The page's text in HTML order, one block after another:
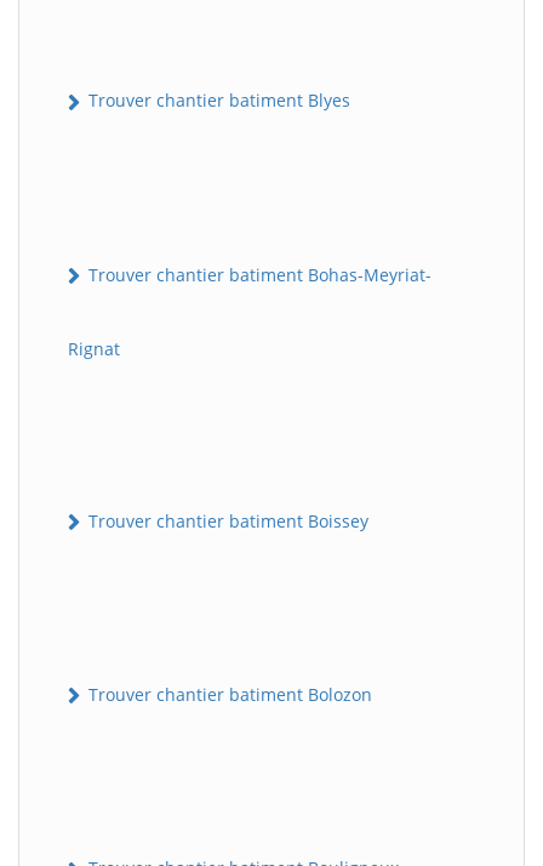
Trouver chantier batiment Blyes
Trouver chantier batiment Bohas-Meyriat-
Rignat
Trouver chantier batiment Boissey
Trouver chantier batiment Bolozon